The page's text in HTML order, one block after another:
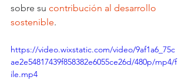
sobre su contribución al desarrollo
sostenible.
https://video.wixstatic.com/video/9af1a6_75c
ae2e54817439f858382e6055ce26d/480p/mp4/f
ile.mp4